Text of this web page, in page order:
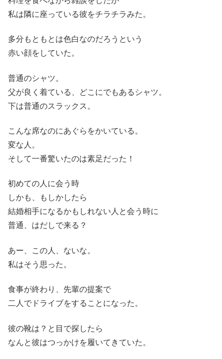
私は隣に座っている彼をチラチラみた。
多分もともとは色白なのだろうという
赤い顔をしていた。
普通のシャツ。
父が良く着ている、どこにでもあるシャツ。
下は普通のスラックス。
こんな席なのにあぐらをかいている。
変な人。
そして一番驚いたのは素足だった！
初めての人に会う時
しかも、もしかしたら
結婚相手になるかもしれない人と会う時に
普通、はだしで来る？
あー、この人、ないな。
私はそう思った。
食事が終わり、先輩の提案で
二人でドライブをすることになった。
彼の靴は？と目で探したら
なんと彼はつっかけを履いてきていた。